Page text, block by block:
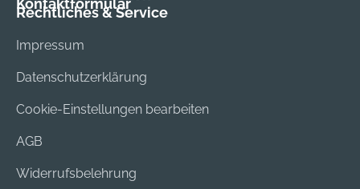
Kontaktformular
Rechtliches & Service
Impressum
Datenschutzerklärung
Cookie-Einstellungen bearbeiten
AGB
Widerrufsbelehrung